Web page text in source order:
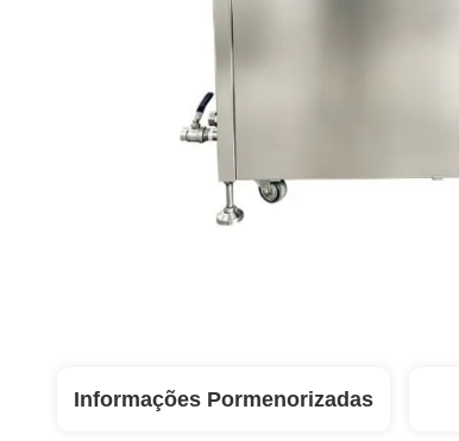
Informações Pormenorizadas